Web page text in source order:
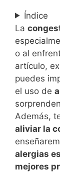
Índice
La
o al
artículo,
puedes
el uso de
Además,
aliviar la
alergias
mejores